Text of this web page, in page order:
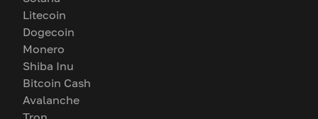
Litecoin
Dogecoin
Monero
Shiba Inu
Bitcoin Cash
Avalanche